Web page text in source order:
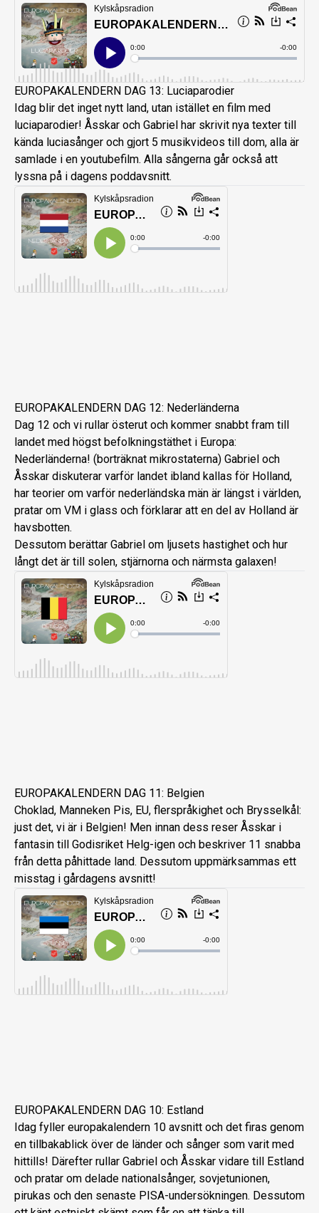
EUROPAKALENDERN DAG 13: Luciaparodier
Idag blir det inget nytt land, utan istället en film med
luciaparodier! Åsskar och Gabriel har skrivit nya texter till
kända luciasånger och gjort 5 musikvideos till dom, alla är
samlade i en youtubefilm. Alla sångerna går också att
lyssna på i dagens poddavsnitt.
EUROPAKALENDERN DAG 12: Nederländerna
Dag 12 och vi rullar österut och kommer snabbt fram till
landet med högst befolkningstäthet i Europa:
Nederländerna! (borträknat mikrostaterna) Gabriel och
Åsskar diskuterar varför landet ibland kallas för Holland,
har teorier om varför nederländska män är längst i världen,
pratar om VM i glass och förklarar att en del av Holland är
havsbotten.
Dessutom berättar Gabriel om ljusets hastighet och hur
långt det är till solen, stjärnorna och närmsta galaxen!
EUROPAKALENDERN DAG 11: Belgien
Choklad, Manneken Pis, EU, flerspråkighet och Brysselkål:
just det, vi är i Belgien! Men innan dess reser Åsskar i
fantasin till Godisriket Helg-igen och beskriver 11 snabba
från detta påhittade land. Dessutom uppmärksammas ett
misstag i gårdagens avsnitt!
EUROPAKALENDERN DAG 10: Estland
Idag fyller europakalendern 10 avsnitt och det firas genom
en tillbakablick över de länder och sånger som varit med
hittills! Därefter rullar Gabriel och Åsskar vidare till Estland
och pratar om delade nationalsånger, sovjetunionen,
pirukas och den senaste PISA-undersökningen. Dessutom